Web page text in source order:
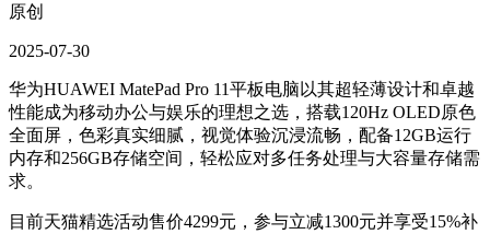
原创
2025-07-30
华为HUAWEI MatePad Pro 11平板电脑以其超轻薄设计和卓越
性能成为移动办公与娱乐的理想之选，搭载120Hz OLED原色
全面屏，色彩真实细腻，视觉体验沉浸流畅，配备12GB运行
内存和256GB存储空间，轻松应对多任务处理与大容量存储需
求。
目前天猫精选活动售价4299元，参与立减1300元并享受15%补